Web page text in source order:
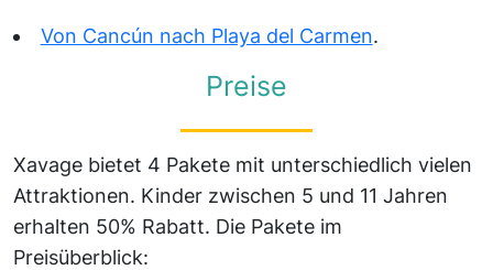
Von Cancún nach Playa del Carmen.
Preise
Xavage bietet 4 Pakete mit unterschiedlich vielen
Attraktionen. Kinder zwischen 5 und 11 Jahren
erhalten 50% Rabatt. Die Pakete im
Preisüberblick: